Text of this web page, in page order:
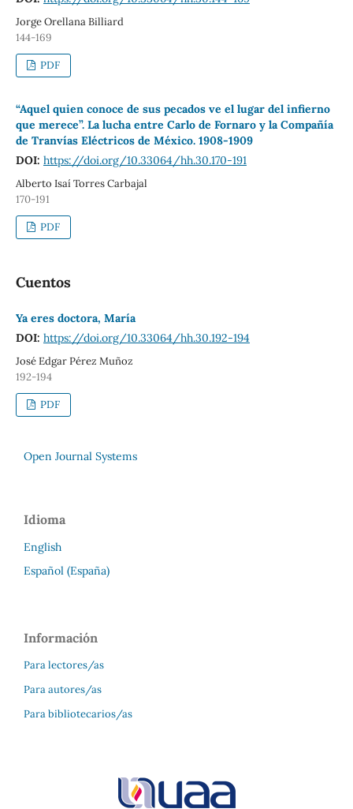
Jorge Orellana Billiard
144-169
PDF
“Aquel quien conoce de sus pecados ve el lugar del infierno
que merece”. La lucha entre Carlo de Fornaro y la Compañía
de Tranvías Eléctricos de México. 1908-1909
DOI: https://doi.org/10.33064/hh.30.170-191
Alberto Isaí Torres Carbajal
170-191
PDF
Cuentos
Ya eres doctora, María
DOI: https://doi.org/10.33064/hh.30.192-194
José Edgar Pérez Muñoz
192-194
PDF
Open Journal Systems
Idioma
English
Español (España)
Información
Para lectores/as
Para autores/as
Para bibliotecarios/as